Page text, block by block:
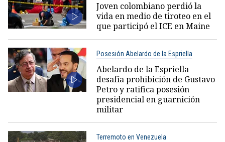
Joven colombiano perdió la
vida en medio de tiroteo en el
que participó el ICE en Maine
Posesión Abelardo de la Espriella
Abelardo de la Espriella
desafía prohibición de Gustavo
Petro y ratifica posesión
presidencial en guarnición
militar
Terremoto en Venezuela